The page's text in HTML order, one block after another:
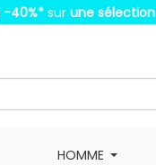
-40%* sur une sélection
HOMME